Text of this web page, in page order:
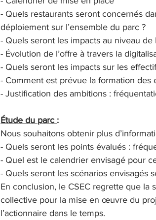
- Quels restaurants seront concernés
déploiement sur l’ensemble du parc ?
- Quels seront les impacts au niveau de
- Évolution de l’offre à travers la
- Quels seront les impacts sur les
- Comment est prévue la formation des
- Justification des ambitions :
Étude du parc :
Nous souhaitons obtenir plus
- Quels seront les points évalués :
- Quel est le calendrier envisagé pour
- Quels seront les scénarios envisagés
En conclusion, le CSEC regrette que la
collective pour la mise en œuvre du
l’actionnaire dans le temps.